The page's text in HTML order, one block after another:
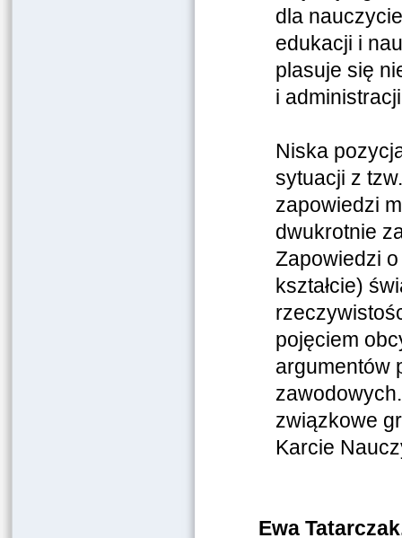
dla
edukacji i
plasuje się
i
Niska
sytuacji z
zapowiedzi
dwukrotnie
Zapowiedzi
kształcie)
pojęciem
argumentów
związkowe
Karcie
Ewa